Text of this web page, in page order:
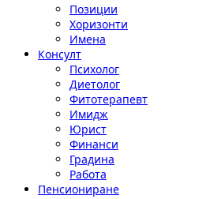
Позиции
Хоризонти
Имена
Консулт
Психолог
Диетолог
Фитотерапевт
Имидж
Юрист
Финанси
Градина
Работа
Пенсиониране